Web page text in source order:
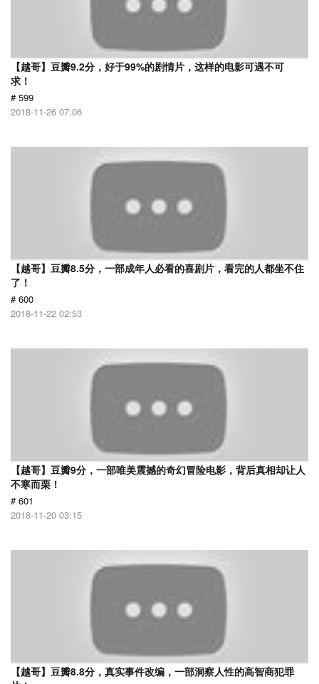
【越哥】豆瓣9.2分，好于99%的剧情片，这样的电影可遇不可
求！
# 599
2018-11-26 07:06
【越哥】豆瓣8.5分，一部成年人必看的喜剧片，看完的人都坐不住
了！
# 600
2018-11-22 02:53
【越哥】豆瓣9分，一部唯美震撼的奇幻冒险电影，背后真相却让人
不寒而栗！
# 601
2018-11-20 03:15
【越哥】豆瓣8.8分，真实事件改编，一部洞察人性的高智商犯罪